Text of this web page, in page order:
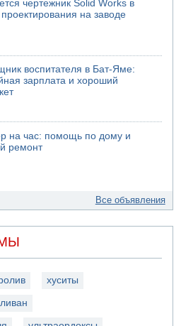
чертежник Solid Works в
на заводе
воспитателя в Бат-Яме:
зарплата и хороший
на час: помощь по дому и
ремонт
Все объявления
хуситы
ливан